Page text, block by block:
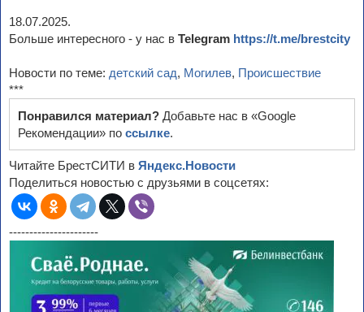
18.07.2025.
Больше интересного - у нас в Telegram https://t.me/brestcity
Новости по теме: детский сад, Могилев, Происшествие
***
Понравился материал? Добавьте нас в «Google
Рекомендации» по ссылке.
Читайте БрестСИТИ в Яндекс.Новости
Поделиться новостью с друзьями в соцсетях:
----------------------